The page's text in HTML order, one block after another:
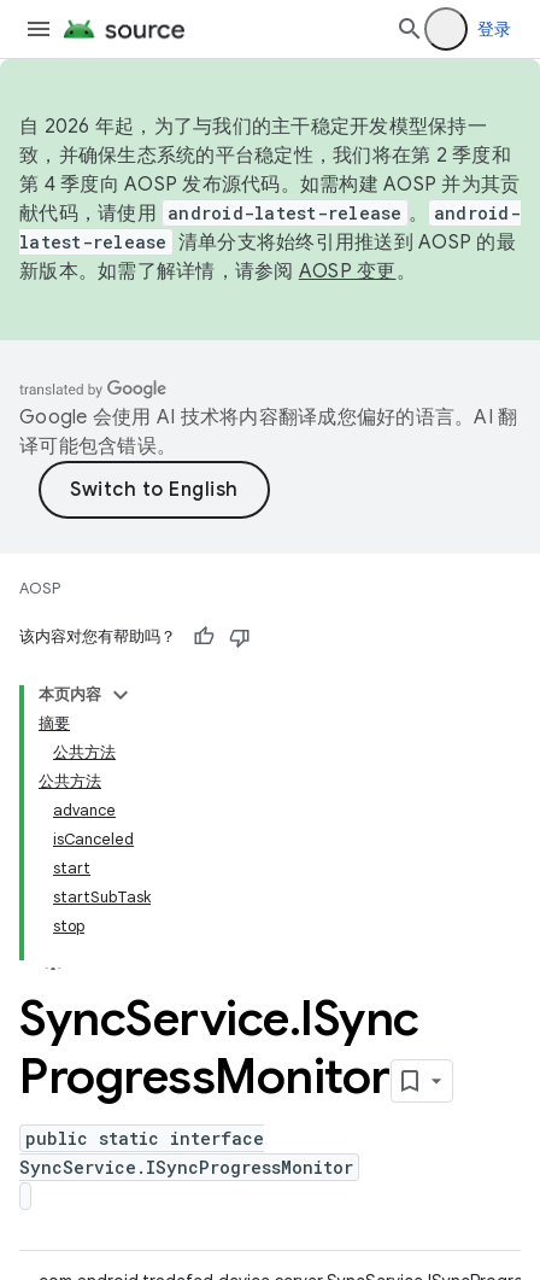
登录
自 2026 年起，为了与我们的主干稳定开发模型保持一
致，并确保生态系统的平台稳定性，我们将在第 2 季度和
第 4 季度向 AOSP 发布源代码。如需构建 AOSP 并为其贡
献代码，请使用 android-latest-release 。
android-
latest-release 清单分支将始终引用推送到 AOSP 的最
新版本。如需了解详情，请参阅 AOSP 变更。
Google 会使用 AI 技术将内容翻译成您偏好的语言。AI 翻
译可能包含错误。
AOSP
该内容对您有帮助吗？
本页内容
摘要
公共方法
公共方法
advance
isCanceled
start
startSubTask
stop
SyncService.ISync
ProgressMonitor
public static interface
SyncService.ISyncProgressMonitor